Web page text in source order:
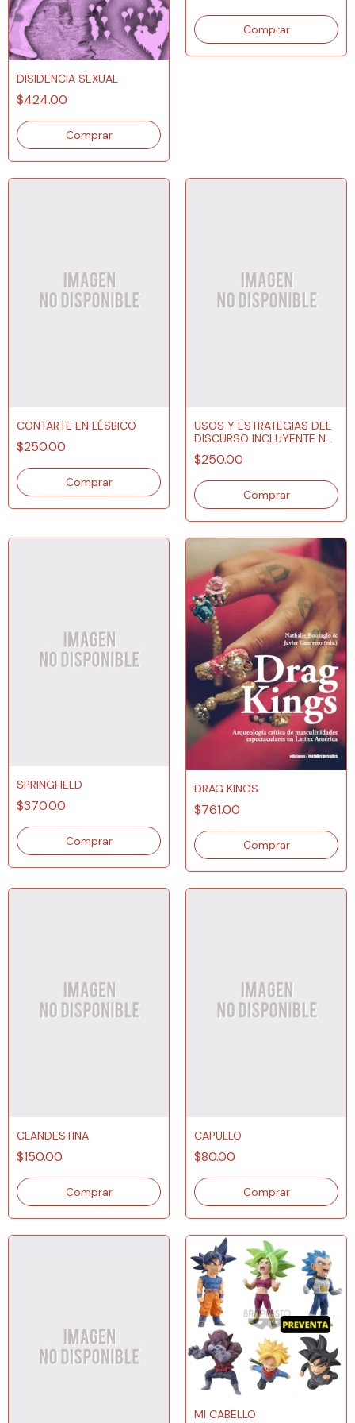
DISIDENCIA SEXUAL
$424.00
CONTARTE EN LÉSBICO
$250.00
USOS Y ESTRATEGIAS DEL
DISCURSO INCLUYENTE NO
BINARIO
$250.00
SPRINGFIELD
$370.00
DRAG KINGS
$761.00
CLANDESTINA
$150.00
CAPULLO
$80.00
MI CABELLO